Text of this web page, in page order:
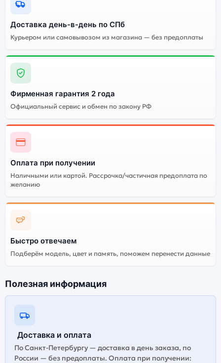
Grey (Серый Космос):
Энергоемкий
аккумулятор
Процессор
Качественный экран Системная оболочка
Стоимость смартфона
(Восстановленный)
Существует не оригинальная и оригинальная версия
смартфона Apple iPhone 11 PRO MAX
Мы рекомендуем выбирать оригинальной версию —
она полностью адаптирована и поддерживает все
сервисы. Не оригинальная версия может стоить
гарантируется.
Доставка день-в-день по СПб
Курьером или самовывозом из магазина — без предоплаты
Фирменная гарантия 2 года
Официальный сервис и обмен по закону РФ
Оплата при получении
Наличными или картой. Рассрочка/частичная предоплата по
желанию
Быстро отвечаем
Подберём модель, цвет и память, поможем перенести данные
Полезная информация
Доставка и оплата
По Санкт-Петербургу — доставка в день заказа, по
России — без предоплаты. Оплата при получении: